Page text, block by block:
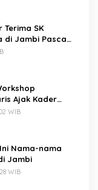
Terima SK
di Jambi Pasca
Ajak Kader
2029
WIB
Nama-nama
Jambi
WIB